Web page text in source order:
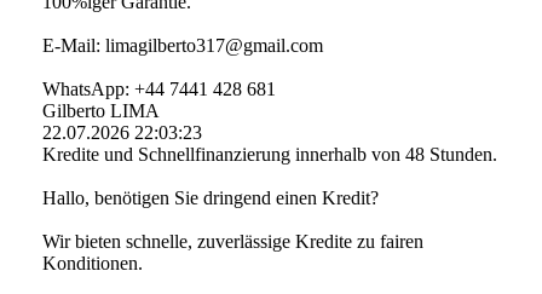
E-Mail: limagilberto317@­gmail.­com
WhatsApp: +44 7441 428 681
Gilberto LIMA
22.07.2026 22:03:23
Kredite und Schnellfinanzierung innerhalb von 48 Stunden.
Hallo, benötigen Sie dringend einen Kredit?
Wir bieten schnelle, zuverlässige Kredite zu fairen
Konditionen.